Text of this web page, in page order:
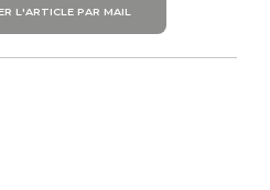
L'ARTICLE PAR MAIL